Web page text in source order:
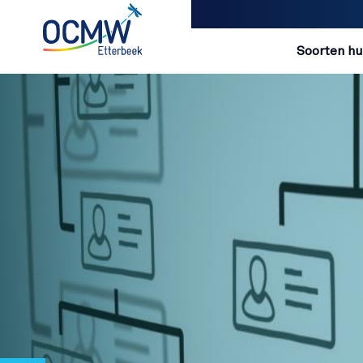
Overslaan en naar de inhoud gaan
Soorten